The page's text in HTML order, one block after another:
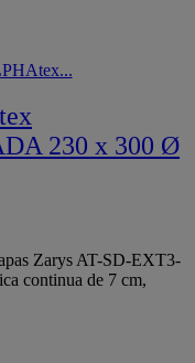
230 x 300 Ø
Zarys AT-SD-EXT3-
continua de 7 cm,